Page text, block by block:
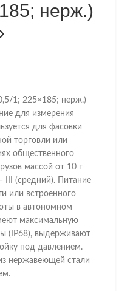
нерж.)
1; 225×185; нерж.)
для измерения
для фасовки
торговли или
общественного
массой от 10 г
III (средний). Питание
или встроенного
в автономном
максимальную
(IP68), выдерживают
под давлением.
нержавеющей стали